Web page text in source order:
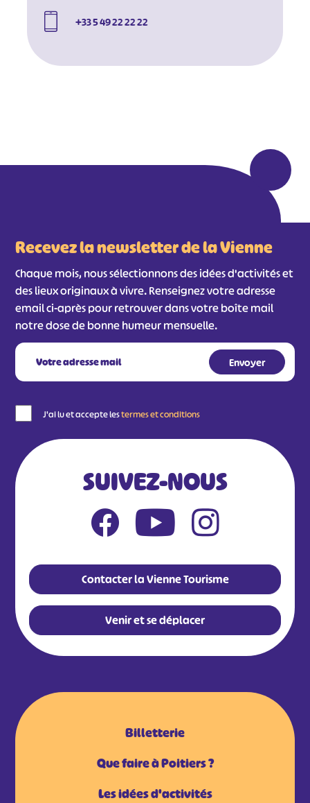
+33 5 49 22 22 22
Recevez la newsletter de la Vienne
Chaque mois, nous sélectionnons des idées d'activités et
des lieux originaux à vivre. Renseignez votre adresse
email ci-après pour retrouver dans votre boîte mail
notre dose de bonne humeur mensuelle.
J'ai lu et accepte lestermes et conditions
SUIVEZ-NOUS
Contacter la Vienne Tourisme
Venir et se déplacer
Billetterie
Que faire à Poitiers ?
Les idées d'activités
#